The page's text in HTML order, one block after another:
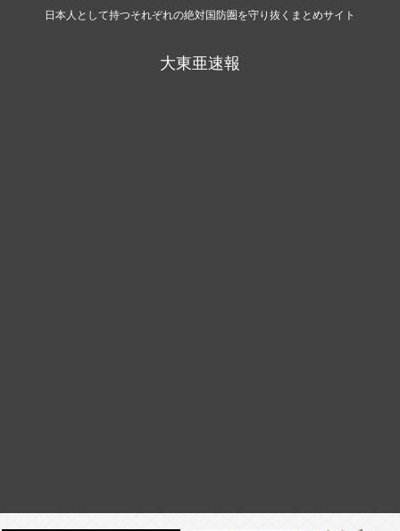
日本人として持つそれぞれの絶対国防圏を守り抜くまとめサイト
大東亜速報